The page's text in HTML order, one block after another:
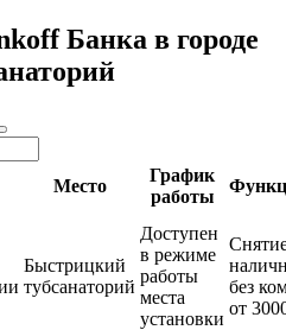
Банка в городе
Место
График
работы
Быстрицкий
тубсанаторий
Доступен
в режиме
работы
места
установки
без
от